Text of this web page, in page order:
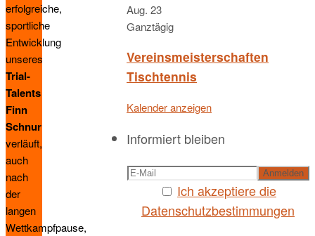
erfolgreiche,
sportliche
Entwicklung
unseres
Trial-
Talents
Finn
Schnur
verläuft,
auch
nach
der
langen
Wettkampfpause,
Aug. 23
Ganztägig
Vereinsmeisterschaften
Tischtennis
Kalender anzeigen
Informiert bleiben
Ich akzeptiere die
Datenschutzbestimmungen